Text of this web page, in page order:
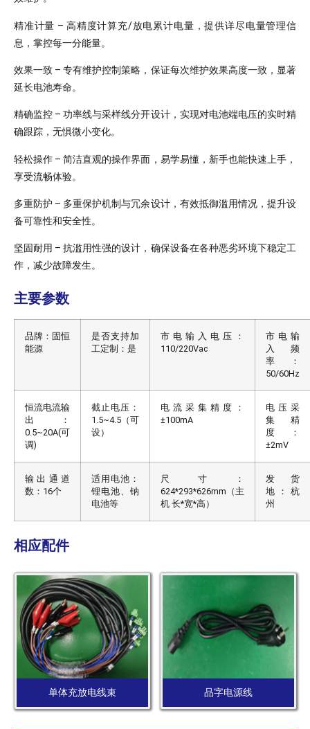
精准计量 – 高精度计算充/放电累计电量，提供详尽电量管理信
息，掌控每一分能量。
效果一致 – 专有维护控制策略，保证每次维护效果高度一致，显著
延长电池寿命。
精确监控 – 功率线与采样线分开设计，实现对电池端电压的实时精
确跟踪，无惧微小变化。
轻松操作 – 简洁直观的操作界面，易学易懂，新手也能快速上手，
享受流畅体验。
多重防护 – 多重保护机制与冗余设计，有效抵御滥用情况，提升设
备可靠性和安全性。
坚固耐用 – 抗滥用性强的设计，确保设备在各种恶劣环境下稳定工
作，减少故障发生。
主要参数
品牌：固恒
能源
是否支持加
工定制：是
市电输入电压：
110/220Vac
市电输
入频
率：
50/60Hz
恒流电流输
出：
0.5~20A(可
调)
截止电压：
1.5~4.5（可
设）
电流采集精度：
±100mA
电压采
集精
度：
±2mV
输出通道
数：16个
适用电池：
锂电池、钠
电池等
尺寸：
624*293*626mm（主
机 长*宽*高）
发货
地：杭
州
相应配件
单体充放电线束
单体充放电线束
品字电源线